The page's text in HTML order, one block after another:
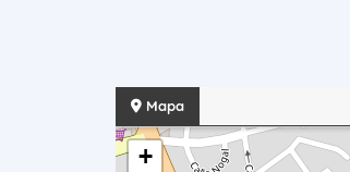
Mapa
+